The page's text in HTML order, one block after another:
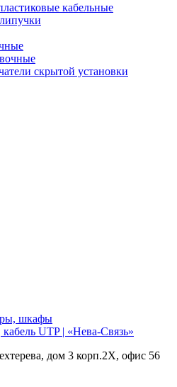
кабельные
скрытой установки
дом 3 корп.2X, офис 56